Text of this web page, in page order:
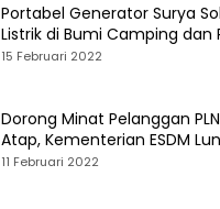
Portabel Generator Surya
Listrik di Bumi Camping dan
15 Februari 2022
Dorong Minat Pelanggan
Atap, Kementerian ESDM
Hibah SEF
11 Februari 2022